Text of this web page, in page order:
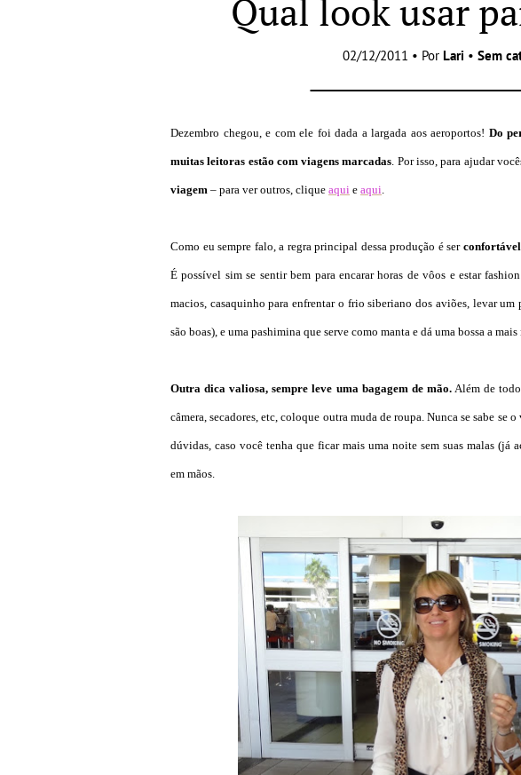
Qual look usar
02/12/2011 • Por Lari • Sem
Dezembro chegou, e com ele foi dada a largada aos aeroportos! Do
muitas leitoras estão com viagens marcadas. Por isso, para ajudar
viagem – para ver outros, clique aqui e aqui.
Como eu sempre falo, a regra principal dessa produção é ser confortável
É possível sim se sentir bem para encarar horas de vôos e estar
macios, casaquinho para enfrentar o frio siberiano dos aviões, levar um
são boas), e uma pashimina que serve como manta e dá uma bossa a
Outra dica valiosa, sempre leve uma bagagem de mão.Além de
câmera, secadores, etc, coloque outra muda de roupa. Nunca se sabe se
dúvidas, caso você tenha que ficar mais uma noite sem suas malas
em mãos.